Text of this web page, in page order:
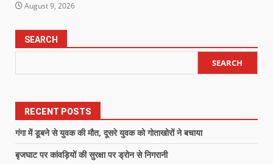
August 9, 2026
SEARCH
SEARCH
RECENT POSTS
गंगा में डूबने से युवक की मौत, दूसरे युवक को गोताखोरों ने बचाया
बृजघाट पर कांवड़ियों की सुरक्षा पर ड्रोन से निगरानी